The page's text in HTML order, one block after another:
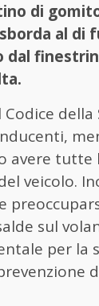
di
al di
dal
della
avere tutte
veicolo.
sul
per la